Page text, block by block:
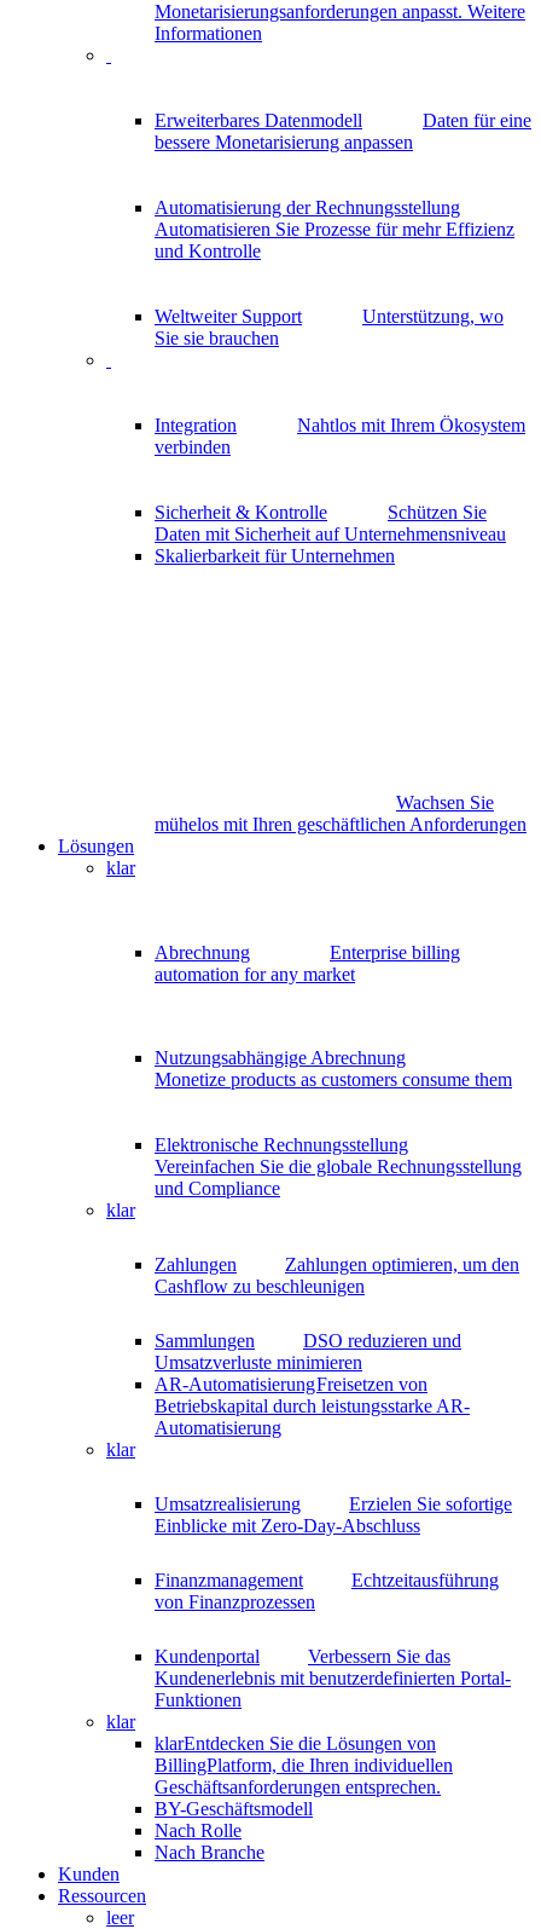
Monetarisierungsanforderungen anpasst. Weitere
Informationen
Erweiterbares Datenmodell
Daten für eine
bessere Monetarisierung anpassen
Automatisierung der Rechnungsstellung
Automatisieren Sie Prozesse für mehr Effizienz
und Kontrolle
Weltweiter Support
Unterstützung, wo
Sie sie brauchen
Integration
Nahtlos mit Ihrem Ökosystem
verbinden
Sicherheit & Kontrolle
Schützen Sie
Daten mit Sicherheit auf Unternehmensniveau
Skalierbarkeit für Unternehmen
Wachsen Sie
mühelos mit Ihren geschäftlichen Anforderungen
Lösungen
klar
Abrechnung
Enterprise billing
automation for any market
Nutzungsabhängige Abrechnung
Monetize products as customers consume them
Elektronische Rechnungsstellung
Vereinfachen Sie die globale Rechnungsstellung
und Compliance
klar
Zahlungen
Zahlungen optimieren, um den
Cashflow zu beschleunigen
Sammlungen
DSO reduzieren und
Umsatzverluste minimieren
AR-AutomatisierungFreisetzen von
Betriebskapital durch leistungsstarke AR-
Automatisierung
klar
Umsatzrealisierung
Erzielen Sie sofortige
Einblicke mit Zero-Day-Abschluss
Finanzmanagement
Echtzeitausführung
von Finanzprozessen
Kundenportal
Verbessern Sie das
Kundenerlebnis mit benutzerdefinierten Portal-
Funktionen
klar
klarEntdecken Sie die Lösungen von
BillingPlatform, die Ihren individuellen
Geschäftsanforderungen entsprechen.
BY-Geschäftsmodell
Nach Rolle
Nach Branche
Kunden
Ressourcen
leer